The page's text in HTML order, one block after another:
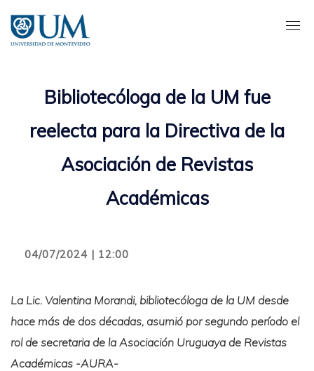
contenido
principal
Bibliotecóloga de la UM fue
reelecta para la Directiva de la
Asociación de Revistas
Académicas
04/07/2024 | 12:00
La Lic. Valentina Morandi, bibliotecóloga de la UM desde
hace más de dos décadas, asumió por segundo período el
rol de secretaria de la Asociación Uruguaya de Revistas
Académicas -AURA-